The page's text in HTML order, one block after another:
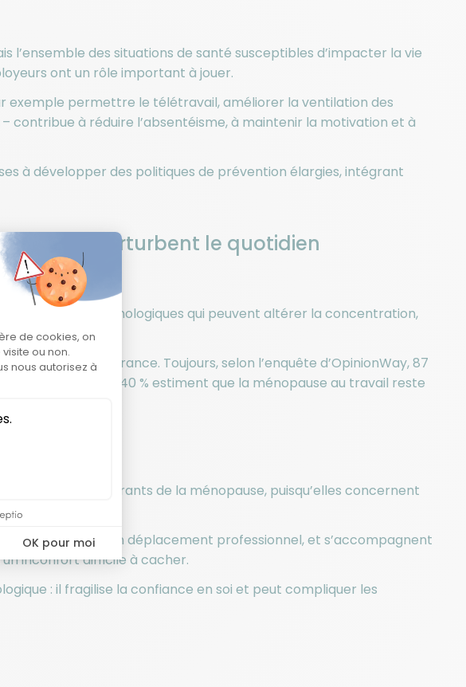
l’ensemble des situations de santé susceptibles d’impacter la vie
ont un rôle important à jouer.
exemple permettre le télétravail, améliorer la ventilation des
contribue à réduire l’absentéisme, à maintenir la motivation et à
à développer des politiques de prévention élargies, intégrant
qui perturbent le quotidien
et psychologiques qui peuvent altérer la concentration,
en France. Toujours, selon l’enquête d’OpinionWay, 87
de leur métier et 40 % estiment que la ménopause au travail reste
les plus courants de la ménopause, puisqu’elles concernent
ou lors d’un déplacement professionnel, et s’accompagnent
inconfort difficile à cacher.
: il fragilise la confiance en soi et peut compliquer les